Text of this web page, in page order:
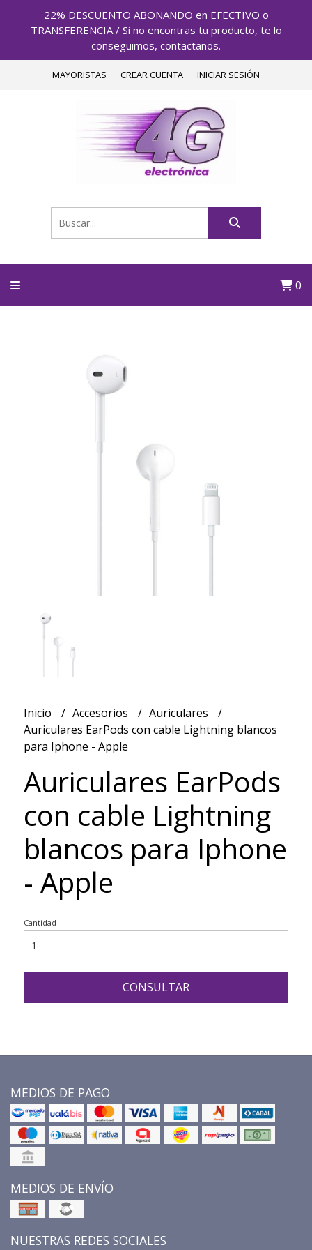
22% DESCUENTO ABONANDO en EFECTIVO o
TRANSFERENCIA / Si no encontras tu producto, te lo
conseguimos, contactanos.
MAYORISTAS CREAR CUENTA INICIAR SESIÓN
0
Inicio Accesorios
Auriculares
Auriculares EarPods con cable Lightning blancos
para Iphone - Apple
Auriculares EarPods
con cable Lightning
blancos para Iphone
- Apple
Cantidad
CONSULTAR
MEDIOS DE PAGO
MEDIOS DE ENVÍO
NUESTRAS REDES SOCIALES